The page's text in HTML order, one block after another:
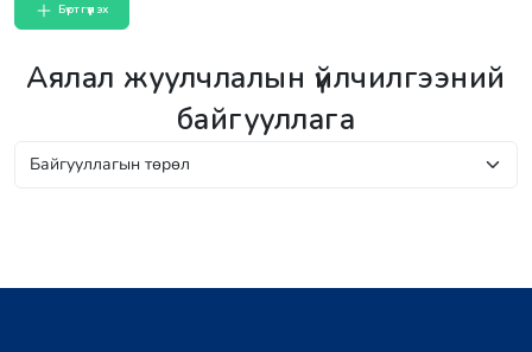
Бүртгүүлэх
Аялал жуулчлалын үйлчилгээний
байгууллага